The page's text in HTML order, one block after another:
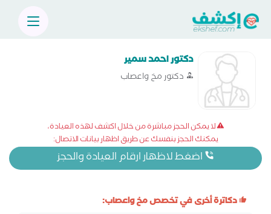
دكتور احمد سمير
دكتور مخ واعصاب
لا يمكن الحجز مباشرة من خلال اكشف لهذه العيادة،
يمكنك الحجز بنفسك عن طريق اظهار بيانات الاتصال:
اضغط لاظهار ارقام العيادة والحجز
دكاترة أخرى في تخصص مخ واعصاب: